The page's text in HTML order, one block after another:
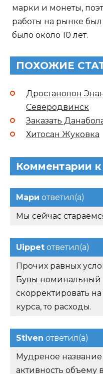
марки и монеты,
работы на рынке
было около 10 лет.
ПОХОЖИЕ
Дростанолон
Северодвинск
Заказать
Хитосан Жуковка
Комментарии
Мари ответил(а)
Мы сейчас
Uippet ответил(а)
Прочих равных
Бувы номинальный
скорректировать
курса, то расходы.
Stiven ответил(а)
Мудреное название
активность объему